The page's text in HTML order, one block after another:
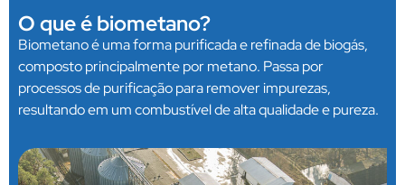
O que é biometano?
Biometano é uma forma purificada e refinada de biogás,
composto principalmente por metano. Passa por
processos de purificação para remover impurezas,
resultando em um combustível de alta qualidade e pureza.